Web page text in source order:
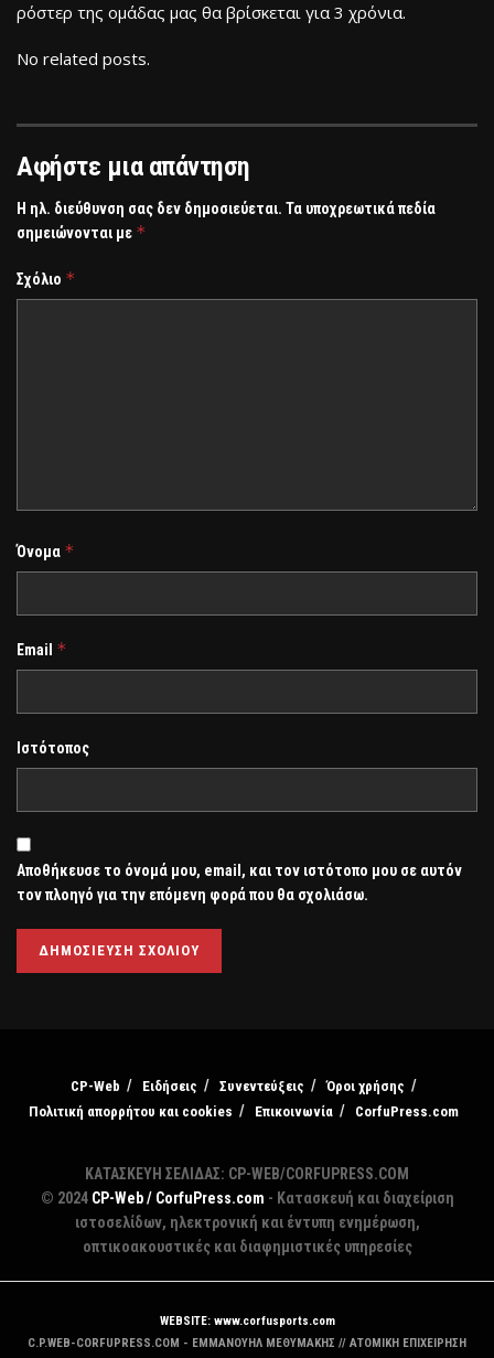
ρόστερ της ομάδας μας θα βρίσκεται για 3 χρόνια.
No related posts.
Αφήστε μια απάντηση
Η ηλ. διεύθυνση σας δεν δημοσιεύεται. Τα υποχρεωτικά πεδία
σημειώνονται με *
Σχόλιο *
Όνομα *
Email *
Ιστότοπος
Αποθήκευσε το όνομά μου, email, και τον ιστότοπο μου σε αυτόν
τον πλοηγό για την επόμενη φορά που θα σχολιάσω.
CP-Web Ειδήσεις Συνεντεύξεις
Όροι χρήσης
Πολιτική απορρήτου και cookies
Επικοινωνία CorfuPress.com
ΚΑΤΑΣΚΕΥΗ ΣΕΛΙΔΑΣ: CP-WEB/CORFUPRESS.COM
© 2024 CP-Web / CorfuPress.com - Κατασκευή και διαχείριση
ιστοσελίδων, ηλεκτρονική και έντυπη ενημέρωση,
οπτικοακουστικές και διαφημιστικές υπηρεσίες
WEBSITE: www.corfusports.com
C.P.WEB-CORFUPRESS.COM - ΕΜΜΑΝΟΥΗΛ ΜΕΘΥΜΑΚΗΣ // ΑΤΟΜΙΚΗ ΕΠΙΧΕΙΡΗΣΗ